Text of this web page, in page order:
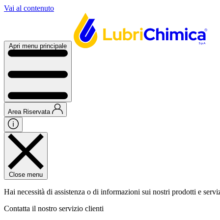
Vai al contenuto
Apri menu principale
Area Riservata
Close menu
Hai necessità di assistenza o di informazioni sui nostri prodotti e
Contatta il nostro servizio clienti